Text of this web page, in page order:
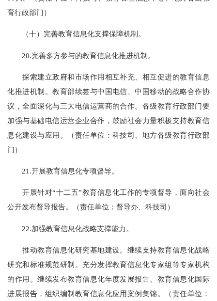
育行政部门）
（十）完善教育信息化支撑保障机制。
20.完善多方参与的教育信息化推进机制。
探索建立政府和市场作用相互补充、相互促进的教育信息
化推进机制。教育部续签与中国电信、中国移动的战略合作协
议，全面深化与三大电信运营商的合作。各级教育行政部门要
加强与基础电信运营企业合作，鼓励社会力量积极支持教育信
息化建设与应用。（责任单位：科技司、地方各级教育行政部
门）
21.开展教育信息化专项督导。
开展针对“十二五”教育信息化工作的专项督导，面向社会
公开发布督导报告。（责任单位：督导办、科技司）
22.加强教育信息化战略支撑能力。
推动教育信息化研究基地建设。继续支持教育信息化战略
研究和标准规范研制。充分发挥教育信息化专家组等专家机构
的作用。继续发布教育信息化年度发展报告、教育信息化国际
进展报告，组织编制教育信息化应用案例集锦。（责任单位：